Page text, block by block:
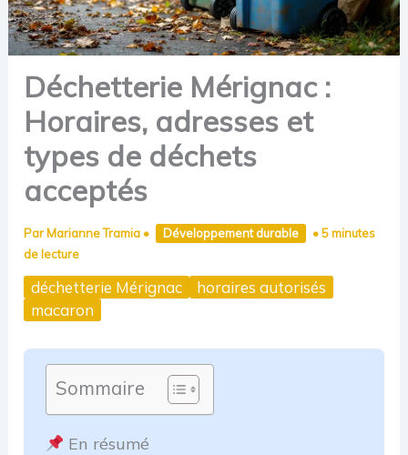
Déchetterie Mérignac :
Horaires, adresses et
types de déchets
acceptés
Par Marianne Tramia • Développement durable •5 minutes
de lecture
déchetterie Mérignac
horaires autorisés
macaron
Sommaire
En résumé